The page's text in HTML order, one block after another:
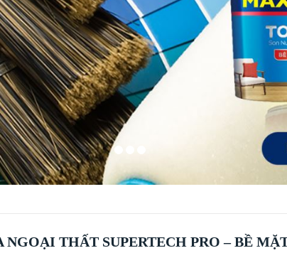
NGOẠI THẤT SUPERTECH PRO – BỀ